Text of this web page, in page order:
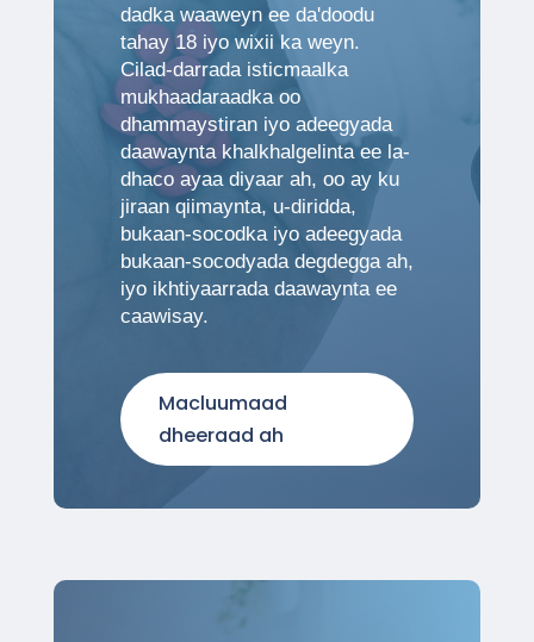
dadka waaweyn ee da'doodu
tahay 18 iyo wixii ka weyn.
Cilad-darrada isticmaalka
mukhaadaraadka oo
dhammaystiran iyo adeegyada
daawaynta khalkhalgelinta ee la-
dhaco ayaa diyaar ah, oo ay ku
jiraan qiimaynta, u-diridda,
bukaan-socodka iyo adeegyada
bukaan-socodyada degdegga ah,
iyo ikhtiyaarrada daawaynta ee
caawisay.
Macluumaad
dheeraad ah